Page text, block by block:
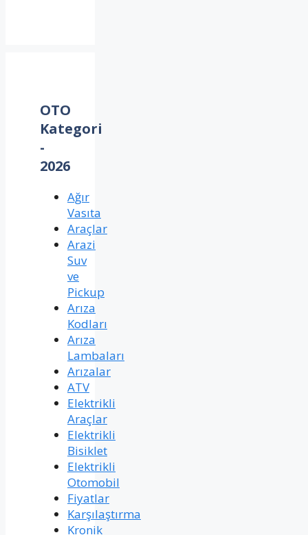
OTO
Kategori
-
2026
Ağır
Vasıta
Araçlar
Arazi
Suv
ve
Pickup
Arıza
Kodları
Arıza
Lambaları
Arızalar
ATV
Elektrikli
Araçlar
Elektrikli
Bisiklet
Elektrikli
Otomobil
Fiyatlar
Karşılaştırma
Kronik